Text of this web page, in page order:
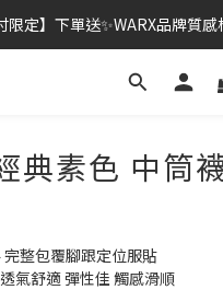
館襪款【最低$149起】✨立即
限定】下單送✨WARX品牌質感
館襪款【最低$149起】✨立即下
典素色 中筒
整包覆腳跟定位服貼
氣舒適 彈性佳 觸感滑順